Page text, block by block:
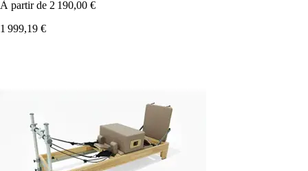
À partir de 2 190,00 €
1 999,19 €